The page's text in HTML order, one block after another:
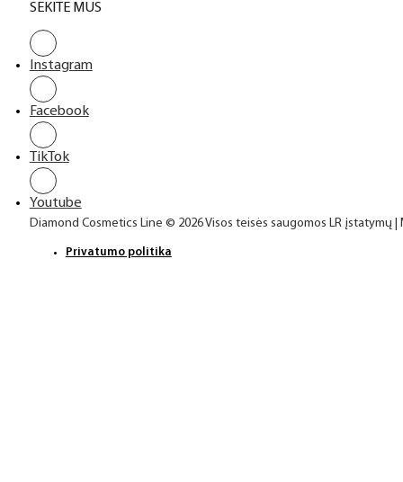
SEKITE MUS
Instagram
Facebook
TikTok
Youtube
Diamond Cosmetics Line © 2026 Visos teisės saugomos LR įstatymų
Privatumo politika